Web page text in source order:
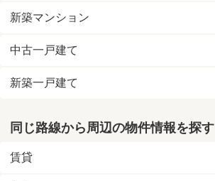
新築マンション
中古一戸建て
新築一戸建て
同じ路線から周辺の物件情報を探す
賃貸